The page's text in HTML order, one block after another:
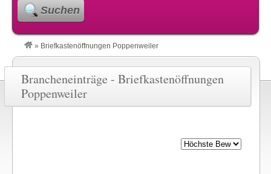
Suchen
» Briefkastenöffnungen Poppenweiler
Brancheneinträge - Briefkastenöffnungen
Poppenweiler